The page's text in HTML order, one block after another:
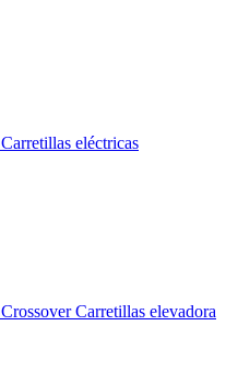
Carretillas eléctricas
Crossover Carretillas elevadora